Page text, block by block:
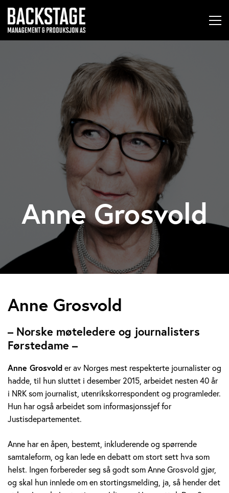
Anne Grosvold
A
n
n
e
G
r
s
v
Anne Grosvold
– Norske møteledere og journalisters
Førstedame –
Anne Grosvolder av Norges mest respekterte journalister og
hadde, til hun sluttet i desember 2015, arbeidet nesten 40 år
i NRK som journalist, utenrikskorrespondent og programleder.
Hun har også arbeidet som informasjonssjef for
Justisdepartementet.
Anne har en åpen, bestemt, inkluderende og spørrende
samtaleform, og kan lede en debatt om stort sett hva som
helst. Ingen forbereder seg så godt som Anne Grosvold gjør,
og skal hun innlede om en stortingsmelding, ja, så hender det